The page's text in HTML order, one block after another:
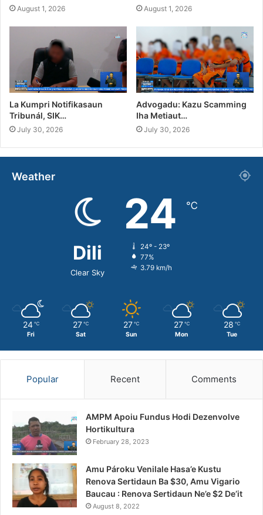
August 1, 2026 August 1, 2026
La Kumpri Notifikasaun
Tribunál, SIK…
July 30, 2026
Advogadu: Kazu Scamming
Iha Metiaut…
July 30, 2026
Weather
Dili
Clear Sky
24 ℃
24º - 23º
77%
3.79 km/h
24 ℃
Fri
27 ℃
Sat
27 ℃
Sun
27 ℃
Mon
28 ℃
Tue
Popular Recent Comments
AMPM Apoiu Fundus Hodi Dezenvolve
Hortikultura
February 28, 2023
Amu Pároku Venilale Hasa’e Kustu
Renova Sertidaun Ba $30, Amu Vigario
Baucau : Renova Sertidaun Ne’e $2 De’it
August 8, 2022